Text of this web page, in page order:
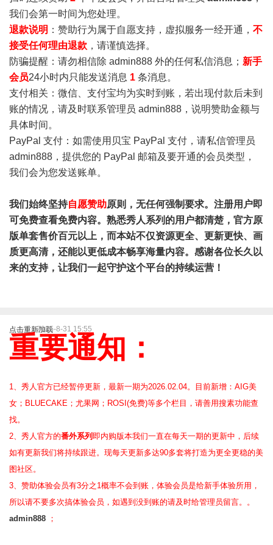
我们会第一时间为您处理。
退款说明 ：赞助行为属于自愿支持，虚拟服务一经开通， 不
接受任何理由退款 ，请谨慎选择。
防骗提醒：请勿相信除 admin888 外的任何私信消息； 新手
会员24小时内只能发送消息 1 条消息。
支付相关：微信、支付宝均为实时到账，若出现付款后未到
账的情况，请及时联系管理员 admin888，说明赞助金额与
具体时间。
PayPal 支付：如需使用贝宝 PayPal 支付，请私信管理员
admin888，提供您的 PayPal 邮箱及要开通的会员类型，
我们会为您发送账单。
我们始终坚持自愿赞助原则，无任何强制要求。注册用户即
可免费查看免费内容。熟悉秀人系列的用户都清楚，官方原
版单套售价百元以上，而本站不仅资源更全、更新更快、画
质更高清，还能以更低成本畅享海量内容。感谢各位长久以
来的支持，让我们一起守护这个平台的持续运营！
点击重新加载2025-8-31 15:55
重要通知：
1、秀人官方已经暂停更新，最新一期为2026.02.04。目前新增：AIG美
女；BLUECAKE；尤果网；ROSI(免费)等多个栏目，请善用搜素功能查
找。
2、 秀人官方的番外系列 即内购版本我们一直在每天一期的更新中，后续
如有更新我们将持续跟进。现每天更新多达90多套将打造为更全更稳的美
图社区。
3、赞助体验会员有3分之1概率不会到账，体验会员是给新手体验所用，
所以请不要多次搞体验会员，如遇到没到账的请及时给管理员留言。。
admin888 ；